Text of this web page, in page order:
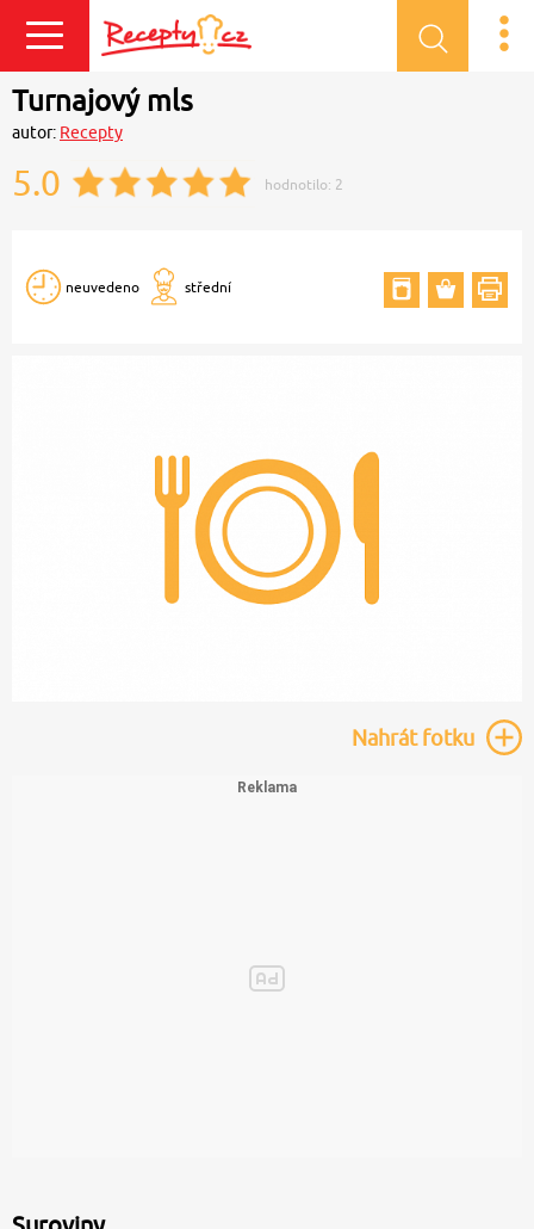
Přihlásit se
Turnajový mls
autor: Recepty
5.0 hodnotilo: 2
neuvedeno střední
Nahrátfotku